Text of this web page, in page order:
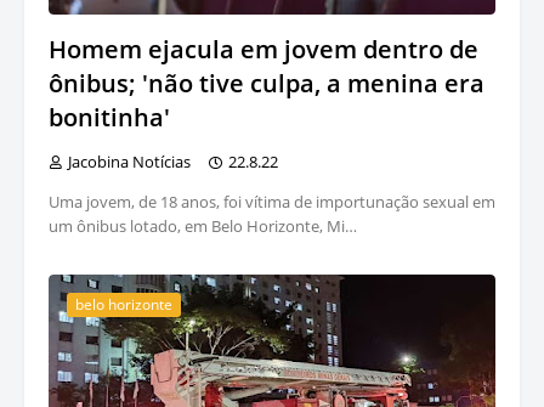
Homem ejacula em jovem dentro de
ônibus; 'não tive culpa, a menina era
bonitinha'
Jacobina Notícias
22.8.22
Uma jovem, de 18 anos, foi vítima de importunação sexual em
um ônibus lotado, em Belo Horizonte, Mi…
belo horizonte